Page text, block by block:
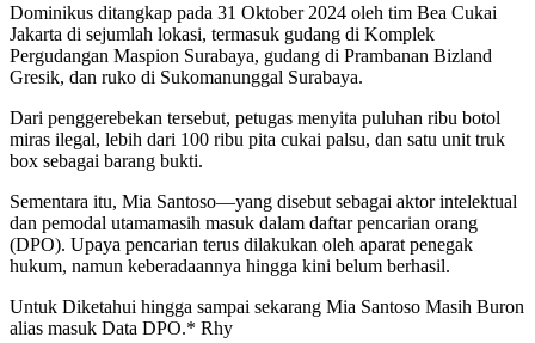
Dominikus ditangkap pada 31 Oktober 2024 oleh tim Bea Cukai
Jakarta di sejumlah lokasi, termasuk gudang di Komplek
Pergudangan Maspion Surabaya, gudang di Prambanan Bizland
Gresik, dan ruko di Sukomanunggal Surabaya.
Dari penggerebekan tersebut, petugas menyita puluhan ribu botol
miras ilegal, lebih dari 100 ribu pita cukai palsu, dan satu unit truk
box sebagai barang bukti.
Sementara itu, Mia Santoso—yang disebut sebagai aktor intelektual
dan pemodal utamamasih masuk dalam daftar pencarian orang
(DPO). Upaya pencarian terus dilakukan oleh aparat penegak
hukum, namun keberadaannya hingga kini belum berhasil.
Untuk Diketahui hingga sampai sekarang Mia Santoso Masih Buron
alias masuk Data DPO.* Rhy